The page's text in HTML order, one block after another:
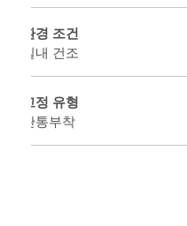
환경 조건
실내 건조
고정 유형
관통부착